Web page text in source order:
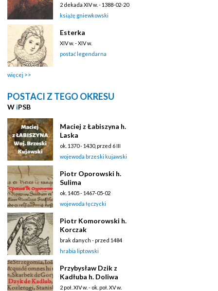
2 dekada XIV w. - 1388-02-20
książę gniewkowski
Esterka
XIV w. - XIV w.
postać legendarna
więcej
POSTACI Z TEGO OKRESU
W iPSB
Maciej z Łabiszyna h.
Laska
ok. 1370 - 1430, przed 6 III
wojewoda brzeski kujawski
Piotr Oporowski h.
Sulima
ok. 1405 - 1467-05-02
wojewoda łęczycki
Piotr Komorowski h.
Korczak
brak danych - przed 1484
hrabia liptowski
Przybysław Dzik z
Kadłuba h. Doliwa
2 poł. XIV w. - ok. poł. XV w.